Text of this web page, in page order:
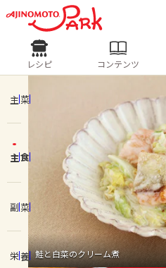
ログインするとレシ
ホーム
コンテンツ
レシピ
レシピ
人気の食材・レシピ
きゅうり なす ト
ピーマン
みょうが
レシピ コンテンツ
主菜
主食
副菜
栄養 鮭と白菜のクリーム煮